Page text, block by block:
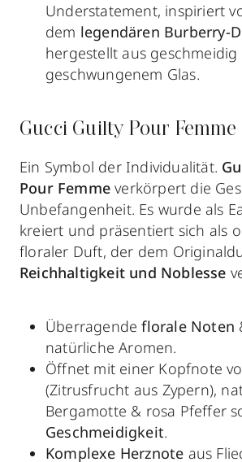
Understatement, inspiriert
dem legendären Burberry-
hergestellt aus geschmeidig
geschwungenem Glas.
Gucci Guilty Pour Femme
Ein Symbol der Individualität.
Pour Femme verkörpert die
Unbefangenheit. Es wurde als
kreiert und präsentiert sich als
floraler Duft, der dem
Reichhaltigkeit und Noblesse
Überragendeflorale Noten
natürliche Aromen.
Öffnet mit einer Kopfnote
(Zitrusfrucht aus Zypern),
Bergamotte & rosa Pfeffer
Geschmeidigkeit.
Komplexe Herznote aus